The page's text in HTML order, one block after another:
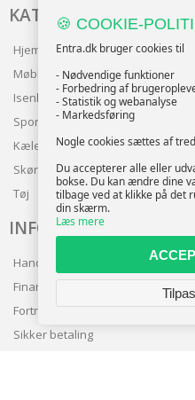
KATALOG
Hjem & Have
Møbler
Isenkram
Sport
Kæledyr
Skønhed
Tøj
INFO
Handelsbetingelser
Finansering
Fortrolighedspolitik
Sikker betaling
🍪 COOKIE-
Entra.dk bruger cookies til
- Nødvendige funktioner
- Forbedring af
- Statistik og webanalyse
- Markedsføring
Nogle cookies sættes af
Du accepterer alle eller
bokse. Du kan ændre dine
tilbage ved at klikke på det
din skærm.
Læs mere